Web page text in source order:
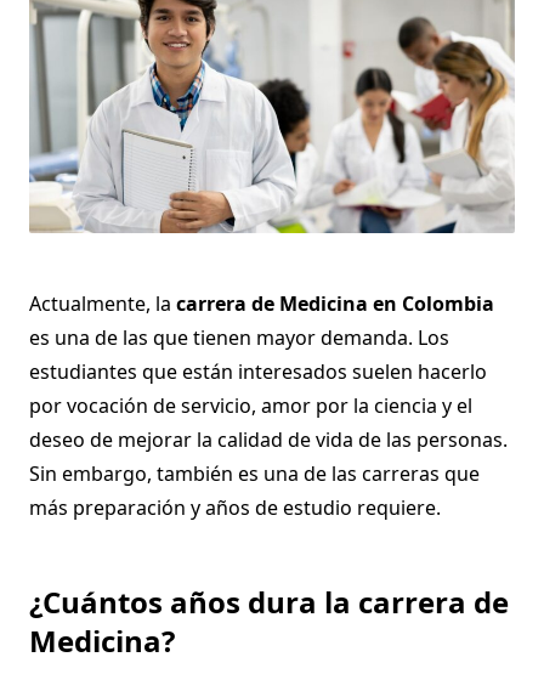
Actualmente, la carrera de Medicina en Colombia
es una de las que tienen mayor demanda. Los
estudiantes que están interesados suelen hacerlo
por vocación de servicio, amor por la ciencia y el
deseo de mejorar la calidad de vida de las personas.
Sin embargo, también es una de las carreras que
más preparación y años de estudio requiere.
¿Cuántos años dura la carrera de
Medicina?